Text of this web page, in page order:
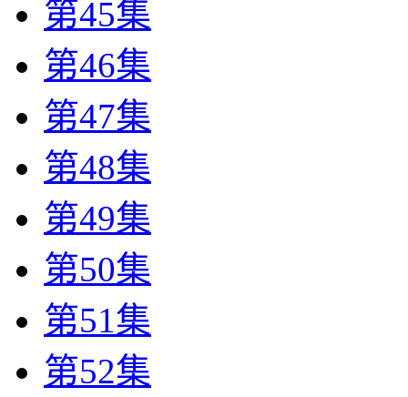
第45集
第46集
第47集
第48集
第49集
第50集
第51集
第52集